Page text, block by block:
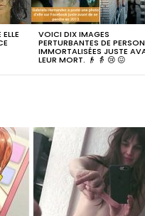
VOICI DIX IMAGES
PERTURBANTES DE
IMMORTALISÉES JUSTE
LEUR MORT. 👴 👵 😢 😖